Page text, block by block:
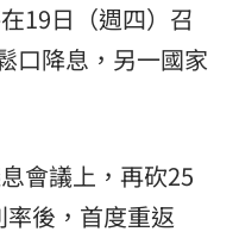
19日（週四）召
口降息，另一國家
會議上，再砍25
後，首度重返